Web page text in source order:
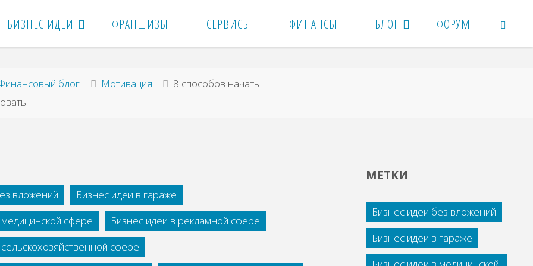
БИЗНЕС ИДЕИ ФРАНШИЗЫ СЕРВИСЫ ФИНАНСЫ БЛОГ ФОРУМ
блог Мотивация
8 способов начать
вложений
Бизнес идеи в гараже
сфере
Бизнес идеи в рекламной сфере
сфере
МЕТКИ
Бизнес идеи без вложений
Бизнес идеи в гараже